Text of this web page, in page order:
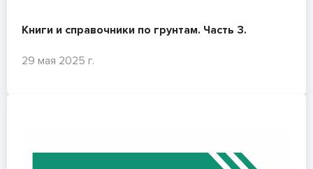
Книги и справочники по грунтам. Часть 3.
29 мая 2025 г.